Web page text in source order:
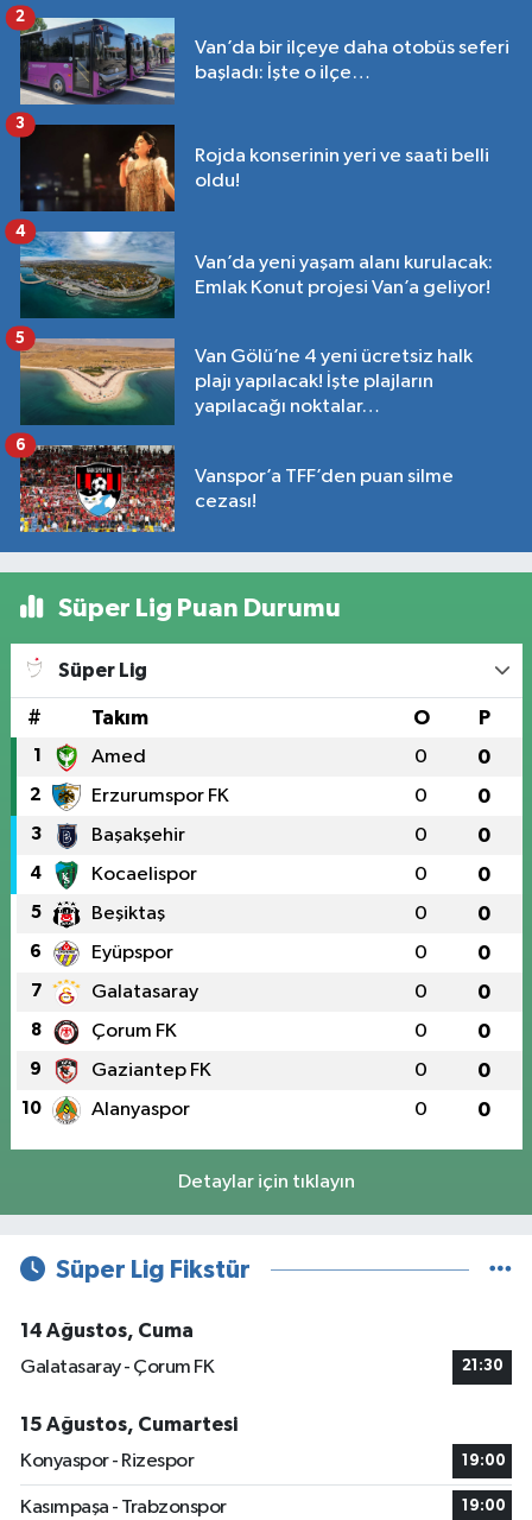
Van’da bir ilçeye daha otobüs seferi
başladı: İşte o ilçe…
2
Rojda konserinin yeri ve saati belli
oldu!
3
Van’da yeni yaşam alanı kurulacak:
Emlak Konut projesi Van’a geliyor!
4
Van Gölü’ne 4 yeni ücretsiz halk
plajı yapılacak! İşte plajların
yapılacağı noktalar…
5
Vanspor’a TFF’den puan silme
cezası!
6
Süper Lig Puan Durumu
Süper Lig
# Takım O P
1 Amed 0 0
2 Erzurumspor FK 0 0
3 Başakşehir 0 0
4 Kocaelispor 0 0
5 Beşiktaş 0 0
6 Eyüpspor 0 0
7 Galatasaray 0 0
8 Çorum FK 0 0
9 Gaziantep FK 0 0
10 Alanyaspor 0 0
Detaylar için tıklayın
Süper Lig Fikstür
14 Ağustos, Cuma
Galatasaray - Çorum FK
21:30
15 Ağustos, Cumartesi
Konyaspor - Rizespor
19:00
Kasımpaşa - Trabzonspor 19:00